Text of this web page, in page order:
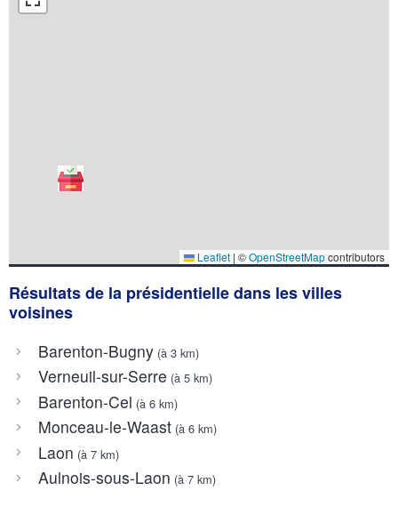
Leaflet | ©OpenStreetMapcontributors
Résultats de la présidentielle dans les villes
voisines
Barenton-Bugny(à 3 km)
Verneuil-sur-Serre (à 5 km)
Barenton-Cel (à 6 km)
Monceau-le-Waast(à 6 km)
Laon (à 7 km)
Aulnois-sous-Laon (à 7 km)